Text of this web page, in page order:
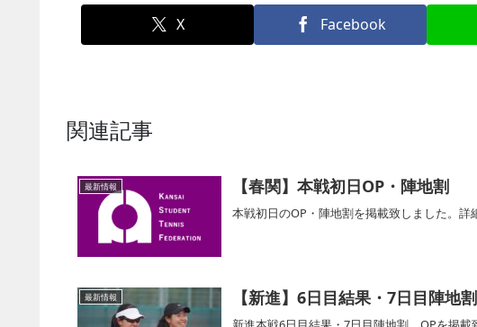
X
Facebook
関連記事
最新情報 【春関】本戦初日OP・陣地割
本戦初日のOP・陣地割を掲載致しました。詳
最新情報 【新進】6日目結果・7日目陣地